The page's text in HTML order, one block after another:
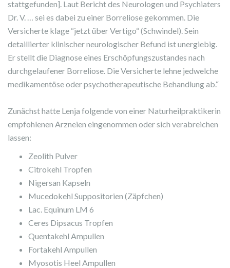
stattgefunden]. Laut Bericht des Neurologen und Psychiaters
Dr. V. … sei es dabei zu einer Borreliose gekommen. Die
Versicherte klage “jetzt über Vertigo“ (Schwindel). Sein
detaillierter klinischer neurologischer Befund ist unergiebig.
Er stellt die Diagnose eines Erschöpfungszustandes nach
durchgelaufener Borreliose. Die Versicherte lehne jedwelche
medikamentöse oder psychotherapeutische Behandlung ab.“
Zunächst hatte Lenja folgende von einer Naturheilpraktikerin
empfohlenen Arzneien eingenommen oder sich verabreichen
lassen:
Zeolith Pulver
Citrokehl Tropfen
Nigersan Kapseln
Mucedokehl Suppositorien (Zäpfchen)
Lac. Equinum LM 6
Ceres Dipsacus Tropfen
Quentakehl Ampullen
Fortakehl Ampullen
Myosotis Heel Ampullen